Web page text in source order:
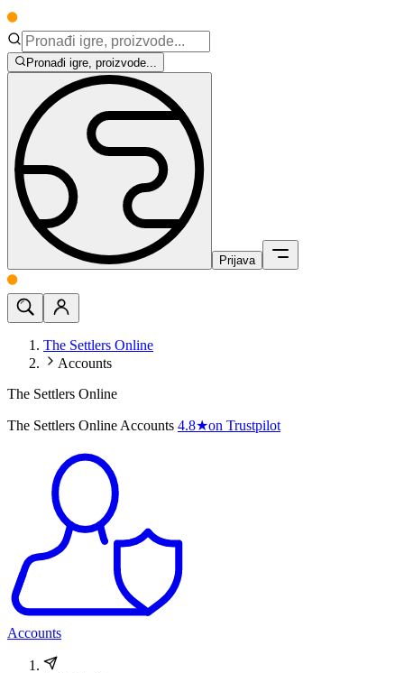
Pronađi igre, proizvode...
Prijava
The Settlers Online
Accounts
The Settlers Online
The Settlers Online Accounts 4.8★on Trustpilot
Accounts